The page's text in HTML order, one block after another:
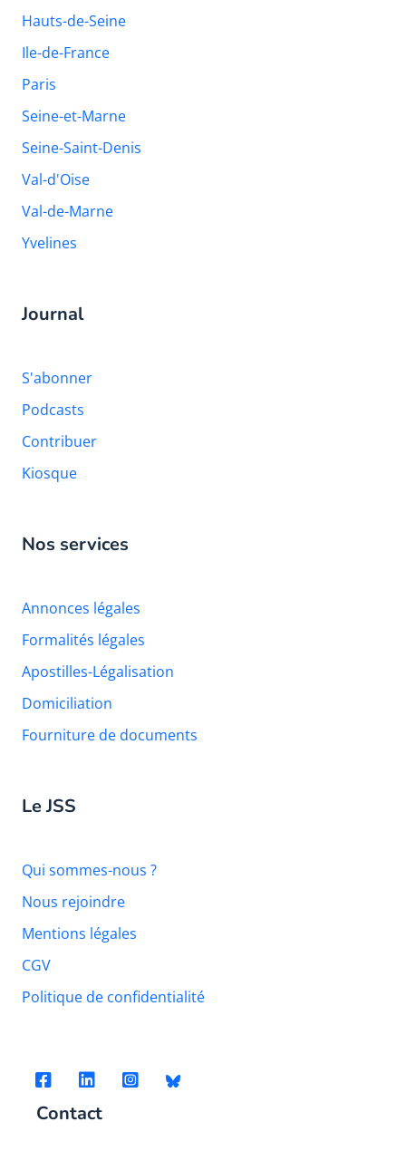
Hauts-de-Seine
Ile-de-France
Paris
Seine-et-Marne
Seine-Saint-Denis
Val-d'Oise
Val-de-Marne
Yvelines
Journal
S'abonner
Podcasts
Contribuer
Kiosque
Nos services
Annonces légales
Formalités légales
Apostilles-Légalisation
Domiciliation
Fourniture de documents
Le JSS
Qui sommes-nous ?
Nous rejoindre
Mentions légales
CGV
Politique de confidentialité
Contact